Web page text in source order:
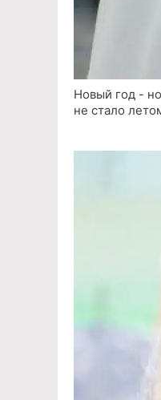
Новый год -
не стало